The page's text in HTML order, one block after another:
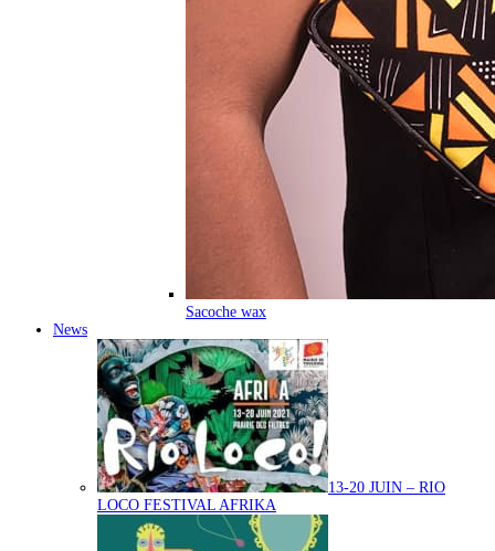
Sacoche wax
News
13-20 JUIN – RIO
LOCO FESTIVAL AFRIKA